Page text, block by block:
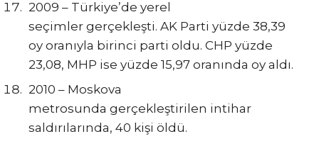
2009 – Türkiye’de yerel
seçimler gerçekleşti. AK Parti yüzde 38,39
oy oranıyla birinci parti oldu. CHP yüzde
23,08, MHP ise yüzde 15,97 oranında oy aldı.
2010 – Moskova
metrosunda gerçekleştirilen intihar
saldırılarında, 40 kişi öldü.